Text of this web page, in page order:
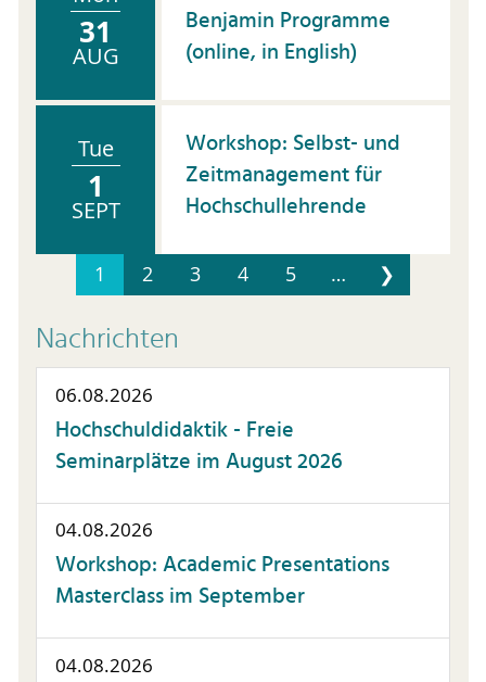
31
AUG
Benjamin Programme
(online, in English)
Tue
1
SEPT
Workshop: Selbst- und
Zeitmanagement für
Hochschullehrende
1 2 3 4 5 … ❯
Nachrichten
06.08.2026
Hochschuldidaktik - Freie
Seminarplätze im August 2026
04.08.2026
Workshop: Academic Presentations
Masterclass im September
04.08.2026